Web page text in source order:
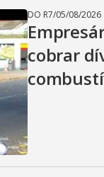
DO R7/05/08/2026
cobrar